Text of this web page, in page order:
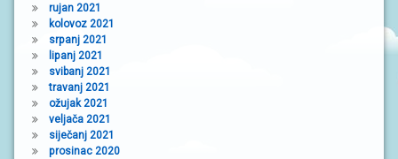
rujan 2021
kolovoz 2021
srpanj 2021
lipanj 2021
svibanj 2021
travanj 2021
ožujak 2021
veljača 2021
siječanj 2021
prosinac 2020